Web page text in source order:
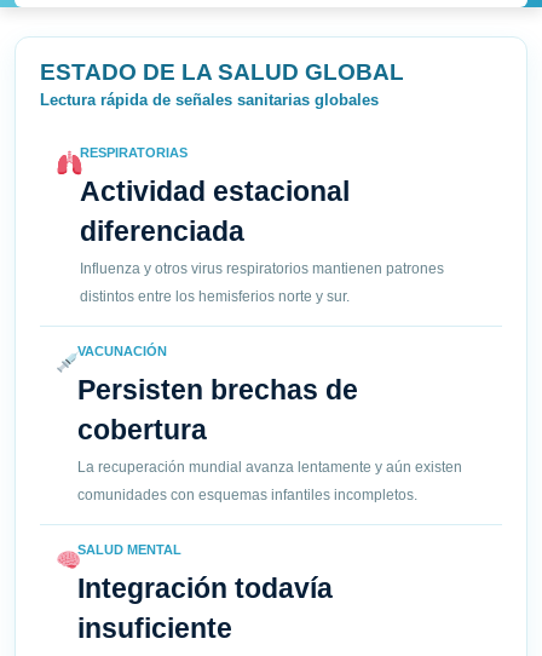
ESTADO DE LA SALUD GLOBAL
Lectura rápida de señales sanitarias globales
RESPIRATORIAS
Actividad estacional
diferenciada
Influenza y otros virus respiratorios mantienen patrones
distintos entre los hemisferios norte y sur.
VACUNACIÓN
Persisten brechas de
cobertura
La recuperación mundial avanza lentamente y aún existen
comunidades con esquemas infantiles incompletos.
SALUD MENTAL
Integración todavía
insuficiente